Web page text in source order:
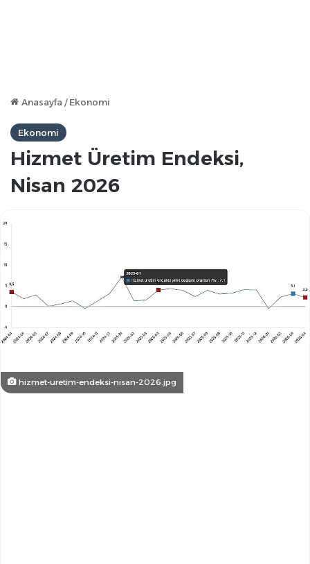
Anasayfa / Ekonomi
Ekonomi
Hizmet Üretim Endeksi,
Nisan 2026
hizmet-uretim-endeksi-nisan-2026.jpg